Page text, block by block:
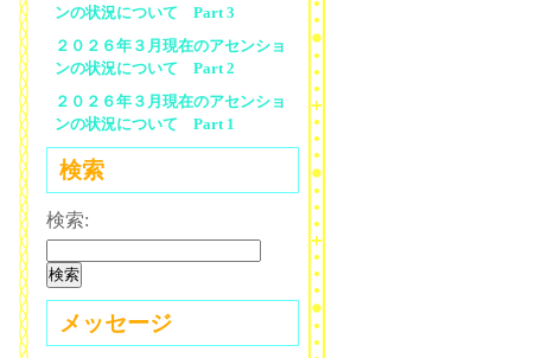
ンの状況について Part 3
２０２６年３月現在のアセンショ
ンの状況について Part 2
２０２６年３月現在のアセンショ
ンの状況について Part 1
検索
検索:
メッセージ